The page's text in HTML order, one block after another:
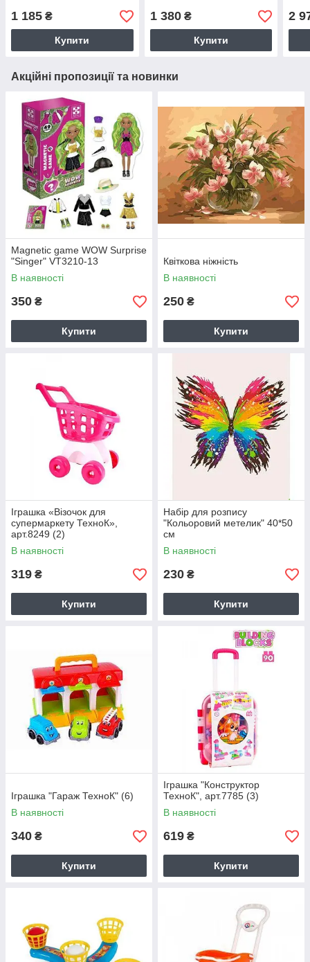
1 185 ₴
Купити
1 380₴
Купити
2
Акційні пропозиції та новинки
Magnetic game WOW Surprise
"Singer" VT3210-13
В наявності
350 ₴
Купити
Квіткова ніжність
В наявності
250 ₴
Купити
Іграшка «Візочок для
супермаркету ТехноК»,
арт.8249 (2)
В наявності
319 ₴
Купити
Набір для розпису
"Кольоровий метелик" 40*50
см
В наявності
230 ₴
Купити
Іграшка "Гараж ТехноК" (6)
В наявності
340 ₴
Купити
Іграшка "Конструктор
ТехноК", арт.7785 (3)
В наявності
619 ₴
Купити